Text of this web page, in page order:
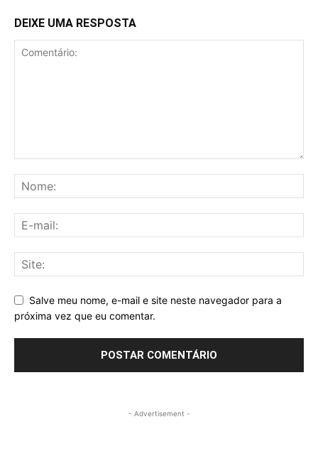
DEIXE UMA RESPOSTA
Salve meu nome, e-mail e site neste navegador para a
próxima vez que eu comentar.
- Advertisement -